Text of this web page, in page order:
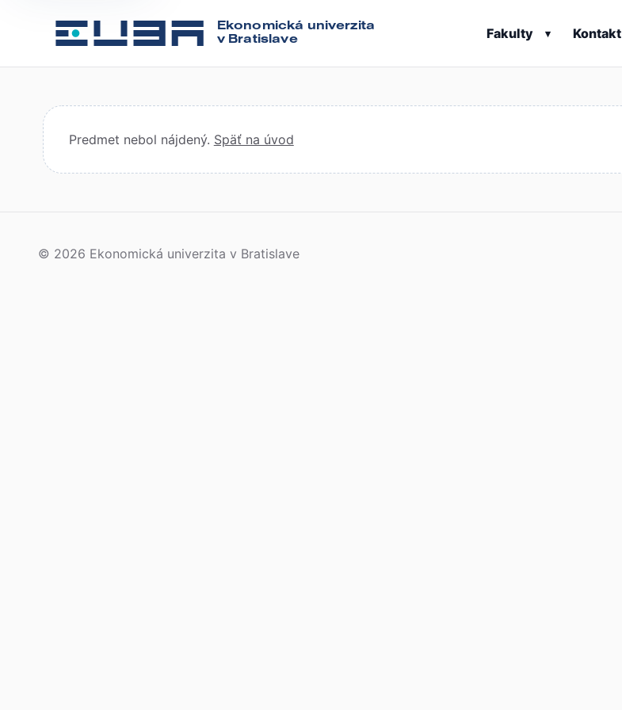
Ekonomická univerzita
v Bratislave
Fakulty ▾ Kontakt
Predmet nebol nájdený. Späť na úvod
© 2026 Ekonomická univerzita v Bratislave